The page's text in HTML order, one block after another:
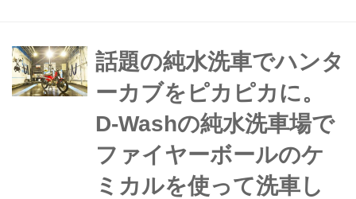
お話です。出会いがしらの事故などを
避けるためにも、しっ...
話題の純水洗車でハンタ
ーカブをピカピカに。
D-Washの純水洗車場で
ファイヤーボールのケ
ミカルを使って洗車し